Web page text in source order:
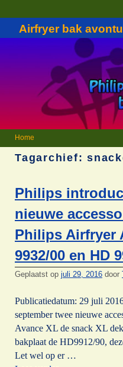
Airfryer bak
Home
Tagarchief:
Philips
nieuwe
Philips Airfryer
9932/00 en HD
Geplaatst op juli 29, 2016 door
Publicatiedatum: 29 juli
september twee nieuwe
Avance XL de snack XL
bakplaat de HD9912/90,
Let wel op er …